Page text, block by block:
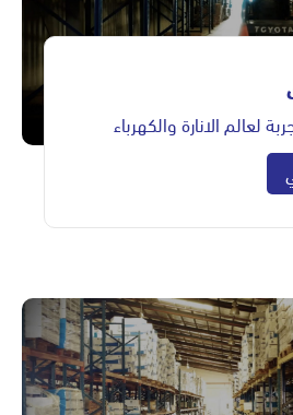
لعالم الانارة والكهرباء